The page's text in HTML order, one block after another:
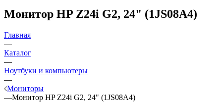
Монитор HP Z24i G2, 24" (1JS08A4)
Главная
—
Каталог
—
Ноутбуки и компьютеры
—
Мониторы
—Монитор HP Z24i G2, 24" (1JS08A4)